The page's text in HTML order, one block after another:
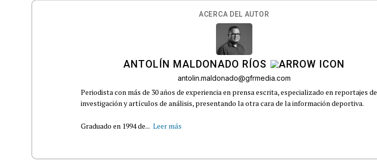
ACERCA DEL AUTOR
ANTOLÍN MALDONADO RÍOS
antolin.maldonado@gfrmedia.com
Periodista con más de 30 años de experiencia en prensa escrita, especializado en reportajes de
investigación y artículos de análisis, presentando la otra cara de la información deportiva.
Graduado en 1994 de... Leer más